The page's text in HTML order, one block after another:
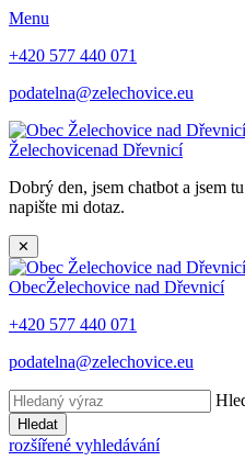
Menu
+420 577 440 071
podatelna@zelechovice.eu
Želechovicenad Dřevnicí
Dobrý den, jsem chatbot a jsem
napište mi dotaz.
✕
ObecŽelechovice nad Dřevnicí
+420 577 440 071
podatelna@zelechovice.eu
Hledat
rozšířené vyhledávání